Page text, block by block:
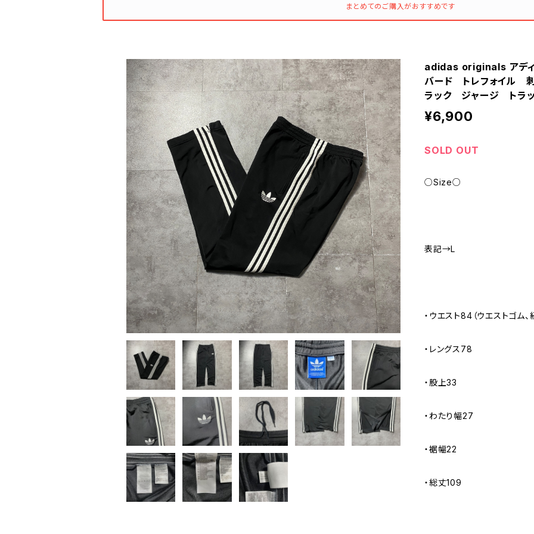
まとめてのご購入がおすすめです
adidas originals アデ
バード トレフォイル
ラック ジャージ トラ
¥6,900
SOLD OUT
○Size○
表記→L
・ウエスト84（ウエストゴム
・レングス78
・股上33
・わたり幅27
・裾幅22
・総丈109